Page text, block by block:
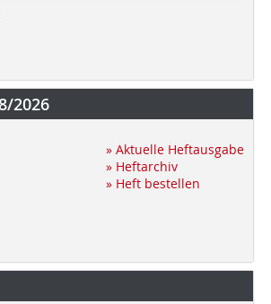
2026
» Aktuelle Heftausgabe
» Heftarchiv
» Heft bestellen